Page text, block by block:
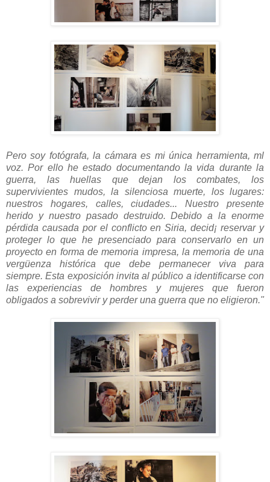
Pero soy fotógrafa, la cámara es mi única herramienta, ml
voz. Por ello he estado documentando la vida durante la
guerra, las huellas que dejan los combates, los
supervivientes mudos, la silenciosa muerte, los lugares:
nuestros hogares, calles, ciudades... Nuestro presente
herido y nuestro pasado destruido. Debido a la enorme
pérdida causada por el conflicto en Siria, decid¡ reservar y
proteger lo que he presenciado para conservarlo en un
proyecto en forma de memoria impresa, la memoria de una
vergüenza histórica que debe permanecer viva para
siempre. Esta exposición invita al público a identificarse con
las experiencias de hombres y mujeres que fueron
obligados a sobrevivir y perder una guerra que no eligieron."